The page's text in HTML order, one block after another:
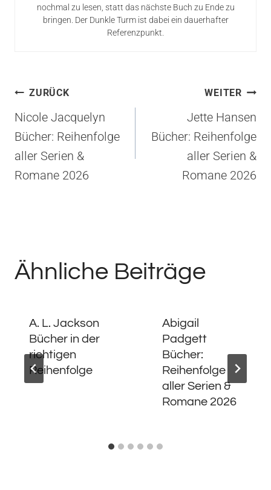
nochmal zu lesen, statt das nächste Buch zu Ende zu
bringen. Der Dunkle Turm ist dabei ein dauerhafter
Referenzpunkt.
Beitragsnavigation
ZURÜCK
Nicole Jacquelyn
Bücher: Reihenfolge
aller Serien &
Romane 2026
WEITER
Jette Hansen
Bücher: Reihenfolge
aller Serien &
Romane 2026
Ähnliche Beiträge
A. L. Jackson
Bücher in der
richtigen
Reihenfolge
Abigail
Padgett
Bücher:
Reihenfolge
aller Serien &
Romane 2026